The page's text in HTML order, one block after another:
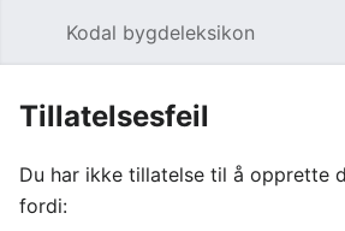
Kodal bygdeleksikon
Tillatelsesfeil
Du har ikke tillatelse til å opprette
fordi: